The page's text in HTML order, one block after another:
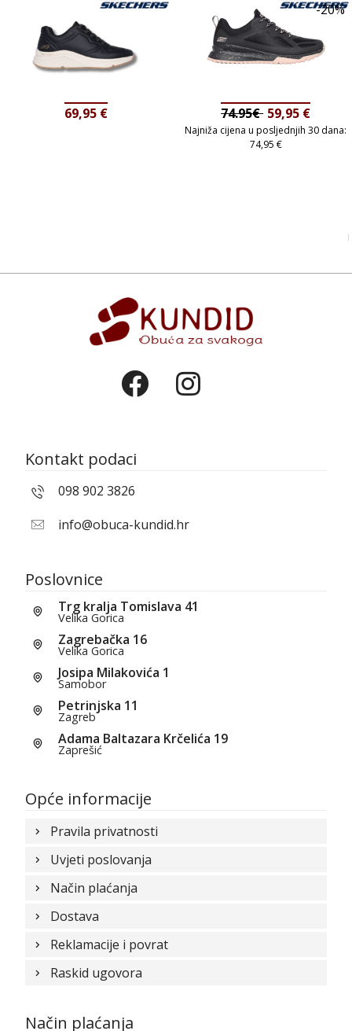
69,95 €
-20%
74.95€ 59,95 €
Najniža cijena u posljednjih 30 dana:
74,95 €
Kontakt podaci
098 902 3826
info@obuca-kundid.hr
Poslovnice
Trg kralja Tomislava 41
Velika Gorica
Zagrebačka 16
Velika Gorica
Josipa Milakovića 1
Samobor
Petrinjska 11
Zagreb
Adama Baltazara Krčelića 19
Zaprešić
Opće informacije
Pravila privatnosti
Uvjeti poslovanja
Način plaćanja
Dostava
Reklamacije i povrat
Raskid ugovora
Način plaćanja